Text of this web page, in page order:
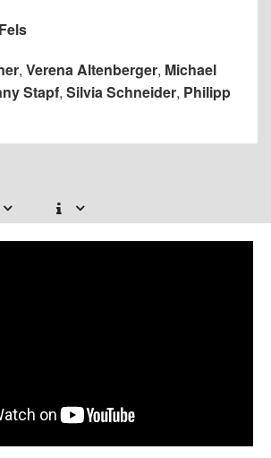
, Verena Altenberger, Michael
Stapf, Silvia Schneider, Philipp